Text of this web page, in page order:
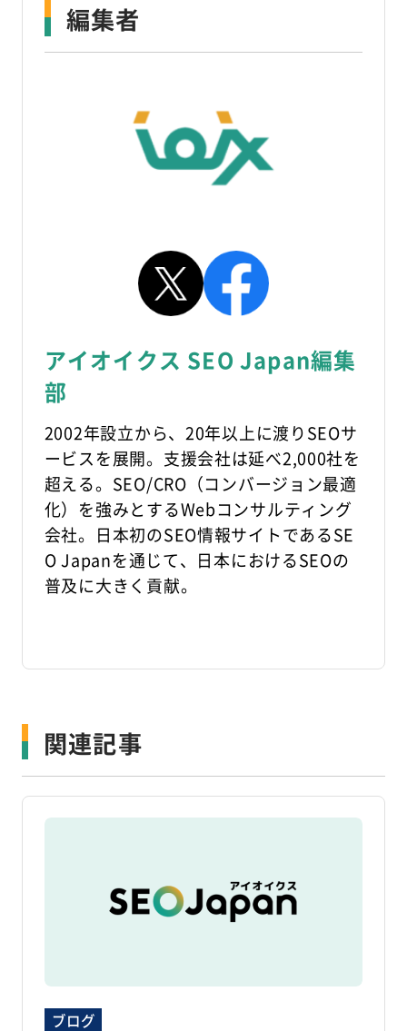
編集者
アイオイクス SEO Japan編集
部
2002年設立から、20年以上に渡りSEOサ
ービスを展開。支援会社は延べ2,000社を
超える。SEO/CRO（コンバージョン最適
化）を強みとするWebコンサルティング
会社。日本初のSEO情報サイトであるSE
O Japanを通じて、日本におけるSEOの
普及に大きく貢献。
関連記事
ブログ